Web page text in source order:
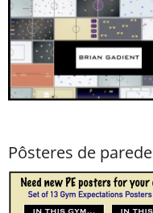
Pôsteres de parede